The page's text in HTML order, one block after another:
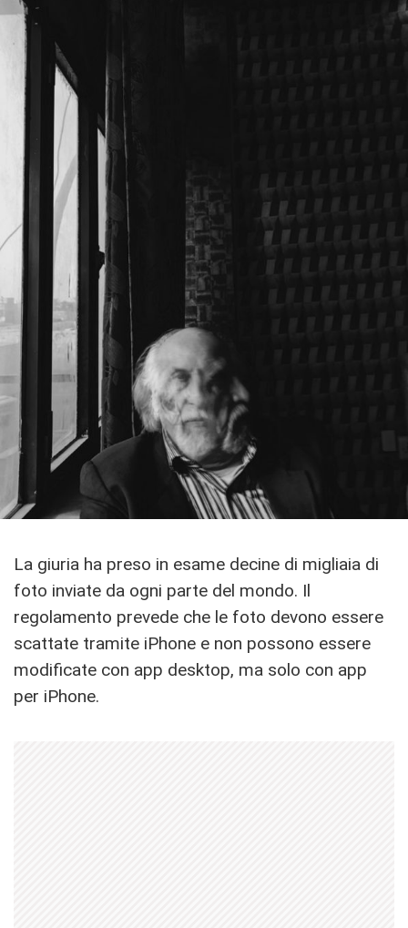
La giuria ha preso in esame decine di migliaia di
foto inviate da ogni parte del mondo. Il
regolamento prevede che le foto devono essere
scattate tramite iPhone e non possono essere
modificate con app desktop, ma solo con app
per iPhone.